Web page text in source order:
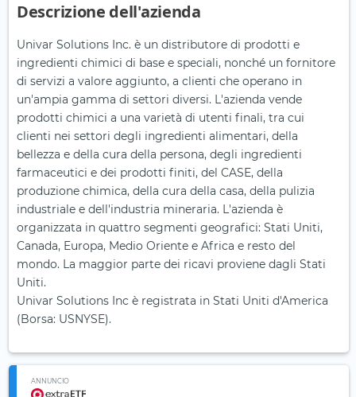
Descrizione dell'azienda
Univar Solutions Inc. è un distributore di prodotti e
ingredienti chimici di base e speciali, nonché un fornitore
di servizi a valore aggiunto, a clienti che operano in
un'ampia gamma di settori diversi. L'azienda vende
prodotti chimici a una varietà di utenti finali, tra cui
clienti nei settori degli ingredienti alimentari, della
bellezza e della cura della persona, degli ingredienti
farmaceutici e dei prodotti finiti, del CASE, della
produzione chimica, della cura della casa, della pulizia
industriale e dell'industria mineraria. L'azienda è
organizzata in quattro segmenti geografici: Stati Uniti,
Canada, Europa, Medio Oriente e Africa e resto del
mondo. La maggior parte dei ricavi proviene dagli Stati
Uniti.
Univar Solutions Inc è registrata in Stati Uniti d'America
(Borsa: USNYSE).
ANNUNCIO